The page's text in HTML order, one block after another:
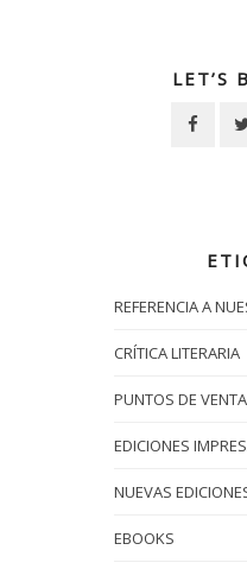
LET’S
REFERENCIA A
CRÍTICA LITERARIA
PUNTOS DE
EDICIONES
NUEVAS
EBOOKS